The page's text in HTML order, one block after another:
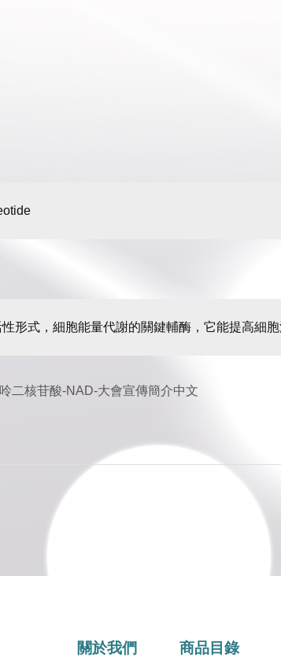
形式，細胞能量代謝的關鍵輔酶，它能提高細
二核苷酸-NAD-大會宣傳簡介中文
關於我們 商品目錄